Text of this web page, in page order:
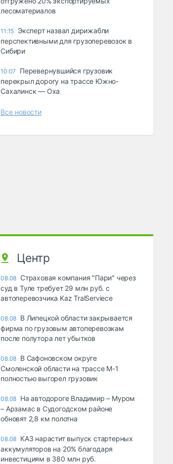
лесоматериалов
11:15 Эксперт назвал дирижабли
перспективными для грузоперевозок в
Сибири
10:07
Перевернувшийся грузовик
перекрыл дорогу на трассе Южно-
Сахалинск — Оха
Все новости
Центр
08.08 Страховая компания "Пари" через
суд в Туле требует 29 млн руб. с
автоперевозчика Kaz TralServiece
08.08 В Липецкой области закрывается
фирма по грузовым автоперевозкам
после полутора лет убытков
08.08 В Сафоновском округе
Смоленской области на трассе М-1
полностью выгорел грузовик
08.08 На автодороге Владимир – Муром
– Арзамас в Судогодском районе
обновят 2,8 км полотна
08.08 КАЗ нарастит выпуск стартерных
аккумуляторов на 20% благодаря
инвестициям в 380 млн руб.